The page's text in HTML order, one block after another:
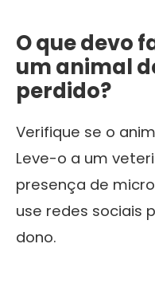
O que devo
um animal
perdido?
Verifique se o
Leve-o a um
presença de
use redes sociais
dono.